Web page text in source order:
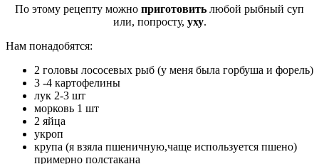
По этому рецепту можно приготовить любой рыбный суп
или, попросту, уху.
Нам понадобятся:
2 головы лососевых рыб (у меня была горбуша и форель)
3 -4 картофелины
лук 2-3 шт
морковь 1 шт
2 яйца
укроп
крупа (я взяла пшеничную,чаще используется пшено)
примерно полстакана